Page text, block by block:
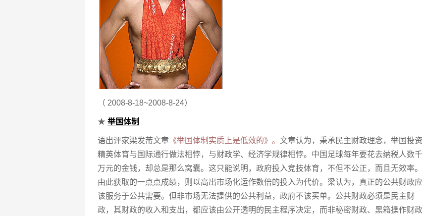
（ 2008-8-18~2008-8-24）
★ 举国体制
语出评家梁发芾文章 《举国体制实质上是低效的》。 文章认为，秉承民主财政理念，举国投资
精英体育与国际通行做法相悖，与财政学、经济学规律相悖。中国足球每年要花去纳税人数千
万元的金钱，却总是那么窝囊。这只能说明，政府投入竞技体育，不但不公正，而且无效率。
由此获取的一点点成绩，则以高出市场化运作数倍的投入为代价。梁认为，真正的公共财政应
该服务于公共需要。但非市场无法提供的公共利益，政府不该买单。公共财政必须是民主财
政，其财政的收入和支出，都应该由公开透明的民主程序决定，而非秘密财政、黑箱操作财政